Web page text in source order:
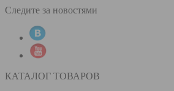
Следите за новостями
КАТАЛОГ ТОВАРОВ